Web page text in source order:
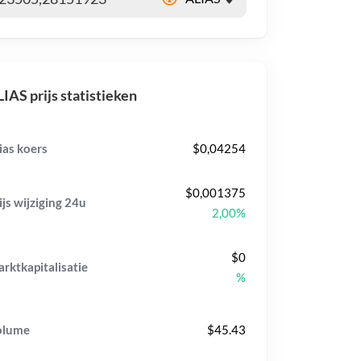
prijs statistieken
koers $0,04254
wijziging 24u
$0,001375
2,00%
$0
%
$45.43